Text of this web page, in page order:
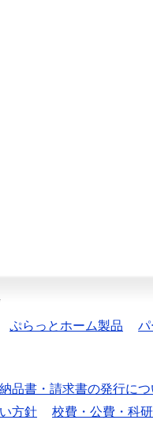
ぷらっとホーム製品 パ
品書・請求書の発行につ
方針 校費・公費・科